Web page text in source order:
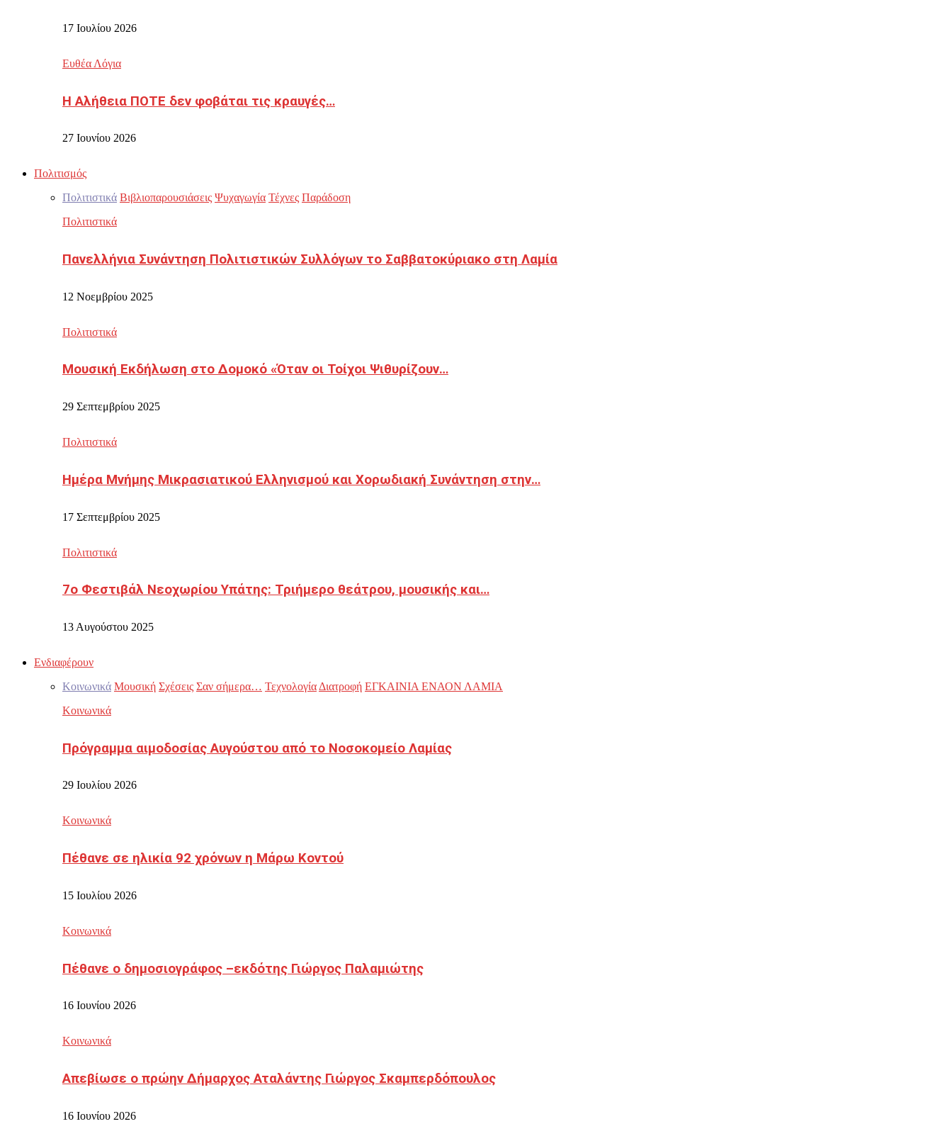
17 Ιουλίου 2026
Ευθέα Λόγια
Η Αλήθεια ΠΟΤΕ δεν φοβάται τις κραυγές…
27 Ιουνίου 2026
Πολιτισμός
Πολιτιστικά Βιβλιοπαρουσιάσεις Ψυχαγωγία Τέχνες Παράδοση
Πολιτιστικά
Πανελλήνια Συνάντηση Πολιτιστικών Συλλόγων το Σαββατοκύριακο στη Λαμία
12 Νοεμβρίου 2025
Πολιτιστικά
Μουσική Εκδήλωση στο Δομοκό «Όταν οι Τοίχοι Ψιθυρίζουν…
29 Σεπτεμβρίου 2025
Πολιτιστικά
Ημέρα Μνήμης Μικρασιατικού Ελληνισμού και Χορωδιακή Συνάντηση στην…
17 Σεπτεμβρίου 2025
Πολιτιστικά
7ο Φεστιβάλ Νεοχωρίου Υπάτης: Τριήμερο θεάτρου, μουσικής και…
13 Αυγούστου 2025
Ενδιαφέρουν
Κοινωνικά Μουσική Σχέσεις Σαν σήμερα… Τεχνολογία Διατροφή ΕΓΚΑΙΝΙΑ ΕΝΑΟΝ ΛΑΜΙΑ
Κοινωνικά
Πρόγραμμα αιμοδοσίας Αυγούστου από το Νοσοκομείο Λαμίας
29 Ιουλίου 2026
Κοινωνικά
Πέθανε σε ηλικία 92 χρόνων η Μάρω Κοντού
15 Ιουλίου 2026
Κοινωνικά
Πέθανε ο δημοσιογράφος –εκδότης Γιώργος Παλαμιώτης
16 Ιουνίου 2026
Κοινωνικά
Απεβίωσε ο πρώην Δήμαρχος Αταλάντης Γιώργος Σκαμπερδόπουλος
16 Ιουνίου 2026